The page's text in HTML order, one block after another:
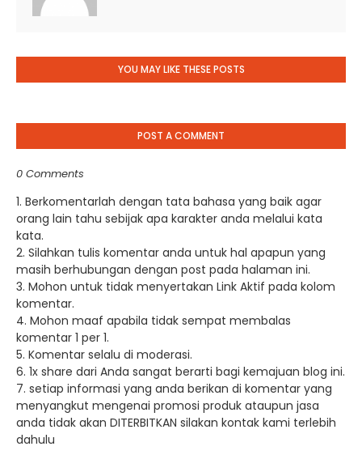
YOU MAY LIKE THESE POSTS
POST A COMMENT
0 Comments
1. Berkomentarlah dengan tata bahasa yang baik agar
orang lain tahu sebijak apa karakter anda melalui kata
kata.
2. Silahkan tulis komentar anda untuk hal apapun yang
masih berhubungan dengan post pada halaman ini.
3. Mohon untuk tidak menyertakan Link Aktif pada kolom
komentar.
4. Mohon maaf apabila tidak sempat membalas
komentar 1 per 1.
5. Komentar selalu di moderasi.
6. 1x share dari Anda sangat berarti bagi kemajuan blog ini.
7. setiap informasi yang anda berikan di komentar yang
menyangkut mengenai promosi produk ataupun jasa
anda tidak akan DITERBITKAN silakan kontak kami terlebih
dahulu